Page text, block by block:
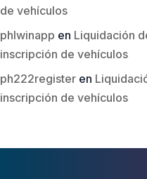
de vehículos
phlwinapp en Liquidación
inscripción de vehículos
ph222register en
inscripción de vehículos